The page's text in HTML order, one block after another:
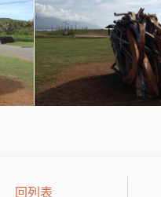
回列表